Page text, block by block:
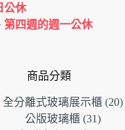
公休
第四週的週一公休
商品分類
全分離式玻璃展示櫃 2020
公版玻璃櫃 3131